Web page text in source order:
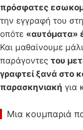
πρόσφατες
την εγγραφή του
οπότε «αυτόματα»
Και μαθαίνουμε
παράγοντες του
γραφτεί ξανά στο
παρασκηνιακή για
Μια κουμπαριά